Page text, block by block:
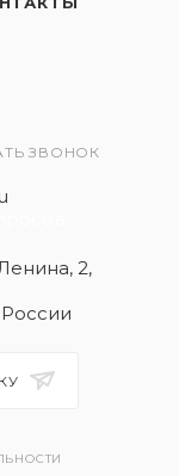
ЗВОНОК
2,